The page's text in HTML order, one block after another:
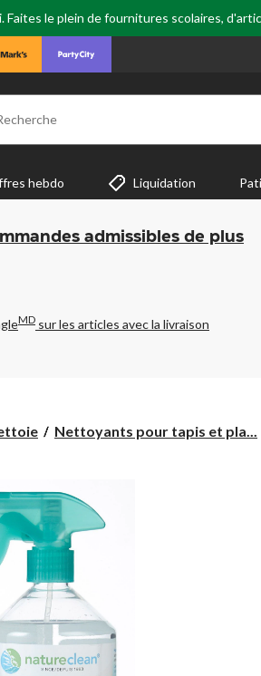
Faites le plein de fournitures scolaires,
hebdo Liquidation
admissibles de plus
MD sur les articles avec la livraison
Nettoyants pour tapis et pla...